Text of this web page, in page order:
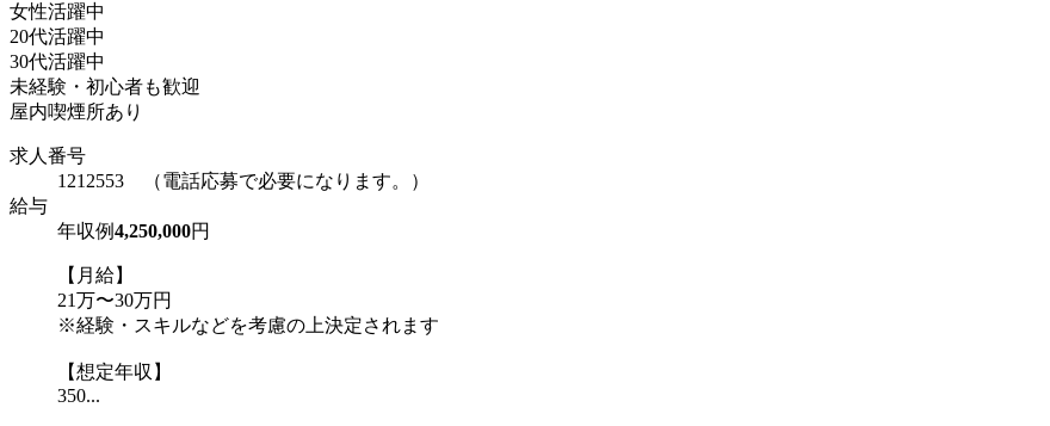
女性活躍中
20代活躍中
30代活躍中
未経験・初心者も歓迎
屋内喫煙所あり
求人番号
1212553 （電話応募で必要になります。）
給与
年収例4,250,000円
【月給】
21万〜30万円
※経験・スキルなどを考慮の上決定されます
【想定年収】
350...